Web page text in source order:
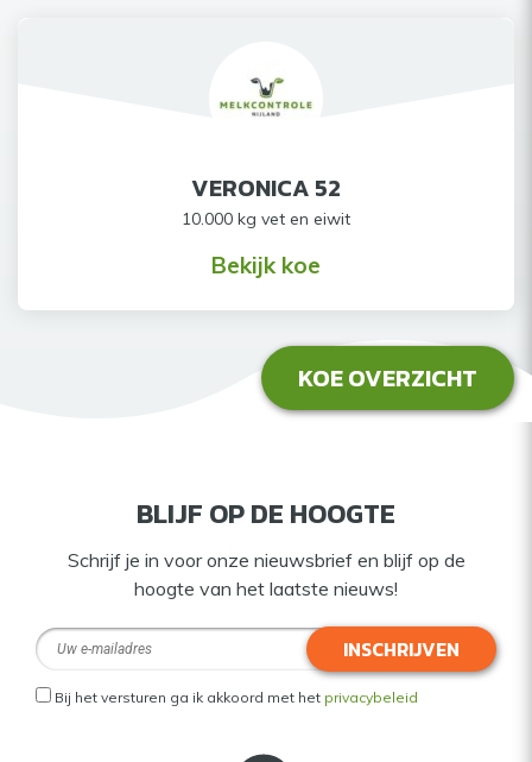
VERONICA 52
10.000 kg vet en eiwit
Bekijk koe
KOE OVERZICHT
BLIJF OP DE HOOGTE
Schrijf je in voor onze nieuwsbrief en blijf op de
hoogte van het laatste nieuws!
INSCHRIJVEN
Bij het versturen ga ik akkoord met het privacybeleid